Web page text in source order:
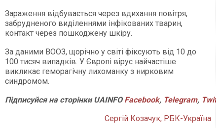
Зараження відбувається через вдихання повітря,
забрудненого виділеннями інфікованих тварин,
контакт через пошкоджену шкіру.
За даними ВООЗ, щорічно у світі фіксують від 10 до
100 тисяч випадків. У Європі вірус найчастіше
викликає геморагічну лихоманку з нирковим
синдромом.
ПідписуйсянасторінкиUAINFO Facebook, Telegram,
Сергій Козачук, РБК-Україна